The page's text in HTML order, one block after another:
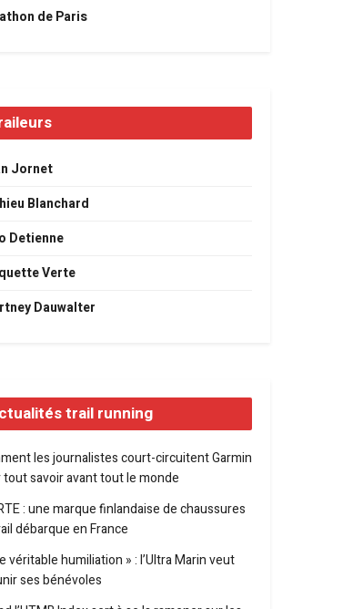
de Paris
Jornet
Blanchard
Detienne
Verte
Dauwalter
trail running
les journalistes court-circuitent Garmin
tout savoir avant tout le monde
: une marque finlandaise de chaussures
débarque en France
véritable humiliation » : l’Ultra Marin veut
ses bénévoles